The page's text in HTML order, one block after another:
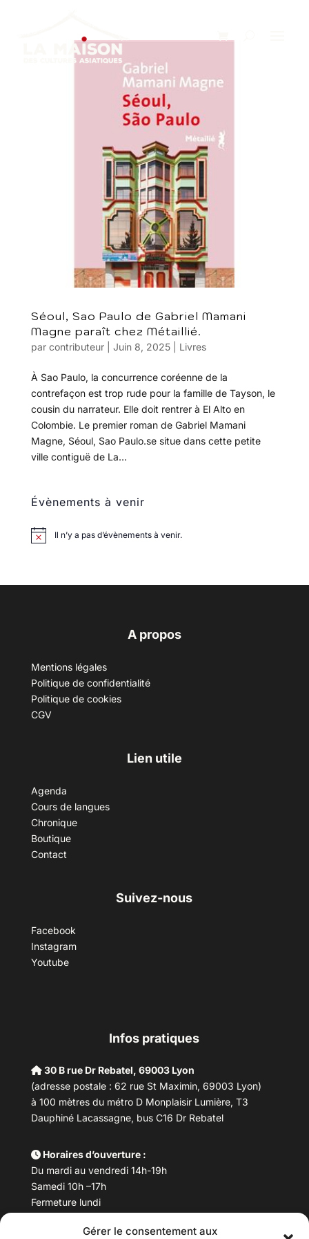
Gérer le consentement aux
Séoul, Sao Paulo de Gabriel Mamani
Magne paraît chez Métaillié.
par contributeur| Juin 8, 2025| Livres
À Sao Paulo, la concurrence coréenne de la
contrefaçon est trop rude pour la famille de Tayson, le
cousin du narrateur. Elle doit rentrer à El Alto en
Colombie. Le premier roman de Gabriel Mamani
Magne, Séoul, Sao Paulo.se situe dans cette petite
ville contiguë de La...
Évènements à venir
Il n’y a pas d’évènements à venir.
A propos
Mentions légales
Politique de confidentialité
Politique de cookies
CGV
Lien utile
Agenda
Cours de langues
Chronique
Boutique
Contact
Suivez-nous
Facebook
Instagram
Youtube
Infos pratiques
30 B rue Dr Rebatel, 69003 Lyon
(adresse postale : 62 rue St Maximin, 69003 Lyon)
à 100 mètres du métro D Monplaisir Lumière, T3
Dauphiné Lacassagne, bus C16 Dr Rebatel
Horaires d’ouverture :
Du mardi au vendredi 14h-19h
Samedi 10h –17h
Fermeture lundi